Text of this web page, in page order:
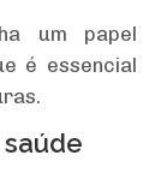
um papel
é essencial